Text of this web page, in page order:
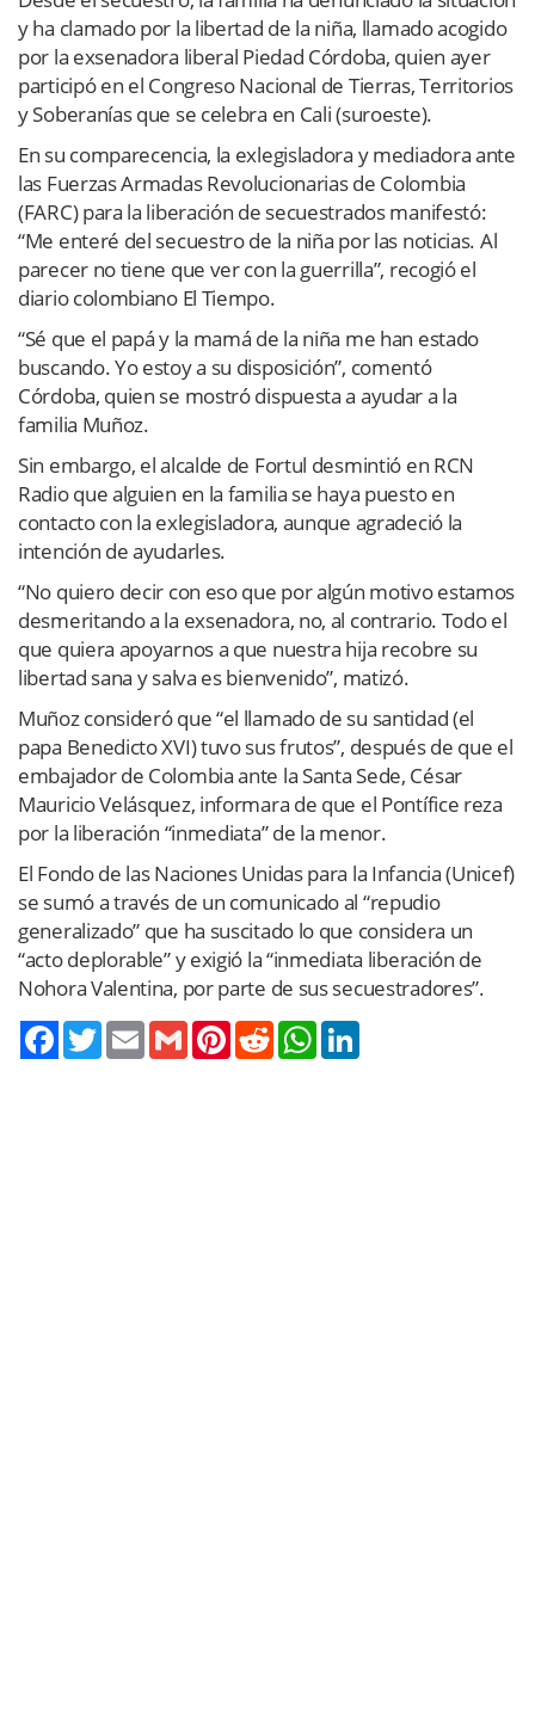
y ha clamado por la libertad de la niña, llamado acogido
por la exsenadora liberal Piedad Córdoba, quien ayer
participó en el Congreso Nacional de Tierras, Territorios
y Soberanías que se celebra en Cali (suroeste).
En su comparecencia, la exlegisladora y mediadora ante
las Fuerzas Armadas Revolucionarias de Colombia
(FARC) para la liberación de secuestrados manifestó:
“Me enteré del secuestro de la niña por las noticias. Al
parecer no tiene que ver con la guerrilla”, recogió el
diario colombiano El Tiempo.
“Sé que el papá y la mamá de la niña me han estado
buscando. Yo estoy a su disposición”, comentó
Córdoba, quien se mostró dispuesta a ayudar a la
familia Muñoz.
Sin embargo, el alcalde de Fortul desmintió en RCN
Radio que alguien en la familia se haya puesto en
contacto con la exlegisladora, aunque agradeció la
intención de ayudarles.
“No quiero decir con eso que por algún motivo estamos
desmeritando a la exsenadora, no, al contrario. Todo el
que quiera apoyarnos a que nuestra hija recobre su
libertad sana y salva es bienvenido”, matizó.
Muñoz consideró que “el llamado de su santidad (el
papa Benedicto XVI) tuvo sus frutos”, después de que el
embajador de Colombia ante la Santa Sede, César
Mauricio Velásquez, informara de que el Pontífice reza
por la liberación “inmediata” de la menor.
El Fondo de las Naciones Unidas para la Infancia (Unicef)
se sumó a través de un comunicado al “repudio
generalizado” que ha suscitado lo que considera un
“acto deplorable” y exigió la “inmediata liberación de
Nohora Valentina, por parte de sus secuestradores”.
TwitterEmail Gmail PinterestReddit WhatsApp